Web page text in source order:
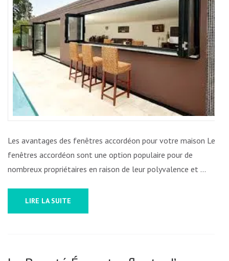
FENÊTRES
ACCORDÉON
POUR
VOTRE
MAISON
Les avantages des fenêtres accordéon pour votre maison Les
fenêtres accordéon sont une option populaire pour de
nombreux propriétaires en raison de leur polyvalence et …
LIRE LA SUITE